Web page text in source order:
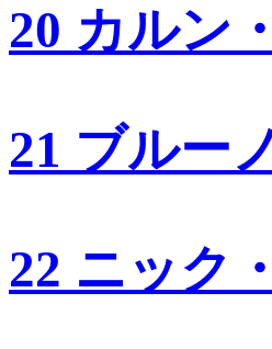
20 カルン
21 ブルー
22 ニック